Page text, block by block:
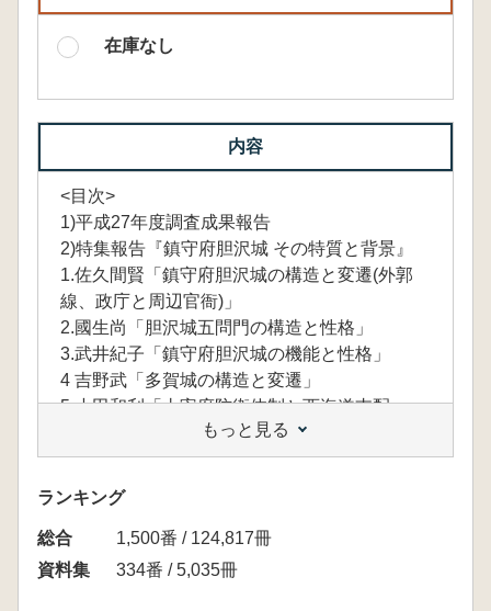
在庫なし
内容
<目次>
1)平成27年度調査成果報告
2)特集報告『鎮守府胆沢城 その特質と背景』
1.佐久間賢「鎮守府胆沢城の構造と変遷(外郭
線、政庁と周辺官衙)」
2.國生尚「胆沢城五問門の構造と性格」
3.武井紀子「鎮守府胆沢城の機能と性格」
4 吉野武「多賀城の構造と変遷」
5,小田和利「太宰府防衛体制と西海道支配」
3)平成27年度調査成果 資料報告
もっと見る
ランキング
総合
1,500番 / 124,817冊
資料集
334番 / 5,035冊